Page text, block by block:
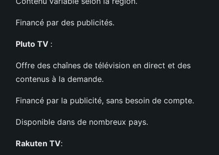
Financé par des publicités.
Pluto TV :
Offre des chaînes de télévision en direct et des
contenus à la demande.
Financé par la publicité, sans besoin de compte.
Disponible dans de nombreux pays.
Rakuten TV: